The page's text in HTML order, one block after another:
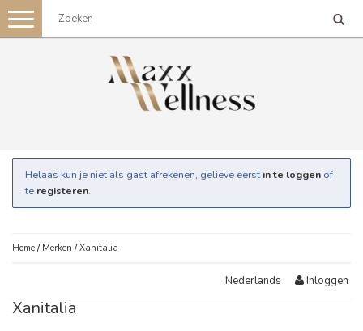
Toggle
navigation
Helaas kun je niet als gast afrekenen, gelieve eerst in te loggen of
te registeren.
Home / Merken /Xanitalia
Nederlands Inloggen
Xanitalia